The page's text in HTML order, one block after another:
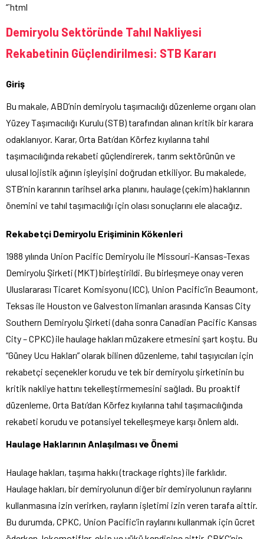
“`html
Demiryolu Sektöründe Tahıl Nakliyesi
Rekabetinin Güçlendirilmesi: STB Kararı
Giriş
Bu makale, ABD’nin demiryolu taşımacılığı düzenleme organı olan
Yüzey Taşımacılığı Kurulu (STB) tarafından alınan kritik bir karara
odaklanıyor. Karar, Orta Batı’dan Körfez kıyılarına tahıl
taşımacılığında rekabeti güçlendirerek, tarım sektörünün ve
ulusal lojistik ağının işleyişini doğrudan etkiliyor. Bu makalede,
STB’nin kararının tarihsel arka planını, haulage (çekim) haklarının
önemini ve tahıl taşımacılığı için olası sonuçlarını ele alacağız.
Rekabetçi Demiryolu Erişiminin Kökenleri
1988 yılında Union Pacific Demiryolu ile Missouri-Kansas-Texas
Demiryolu Şirketi (MKT) birleştirildi. Bu birleşmeye onay veren
Uluslararası Ticaret Komisyonu (ICC), Union Pacific’in Beaumont,
Teksas ile Houston ve Galveston limanları arasında Kansas City
Southern Demiryolu Şirketi (daha sonra Canadian Pacific Kansas
City – CPKC) ile haulage hakları müzakere etmesini şart koştu. Bu
“Güney Ucu Hakları” olarak bilinen düzenleme, tahıl taşıyıcıları için
rekabetçi seçenekler korudu ve tek bir demiryolu şirketinin bu
kritik nakliye hattını tekelleştirmemesini sağladı. Bu proaktif
düzenleme, Orta Batı’dan Körfez kıyılarına tahıl taşımacılığında
rekabeti korudu ve potansiyel tekelleşmeye karşı önlem aldı.
Haulage Haklarının Anlaşılması ve Önemi
Haulage hakları, taşıma hakkı (trackage rights) ile farklıdır.
Haulage hakları, bir demiryolunun diğer bir demiryolunun raylarını
kullanmasına izin verirken, rayların işletimi izin veren tarafa aittir.
Bu durumda, CPKC, Union Pacific’in raylarını kullanmak için ücret